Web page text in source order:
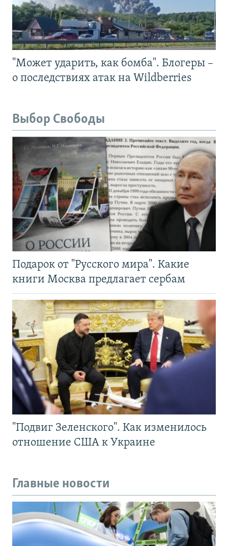
"Может ударить, как бомба". Блогеры –
о последствиях атак на Wildberries
Выбор Свободы
Подарок от "Русского мира". Какие
книги Москва предлагает сербам
"Подвиг Зеленского". Как изменилось
отношение США к Украине
Главные новости